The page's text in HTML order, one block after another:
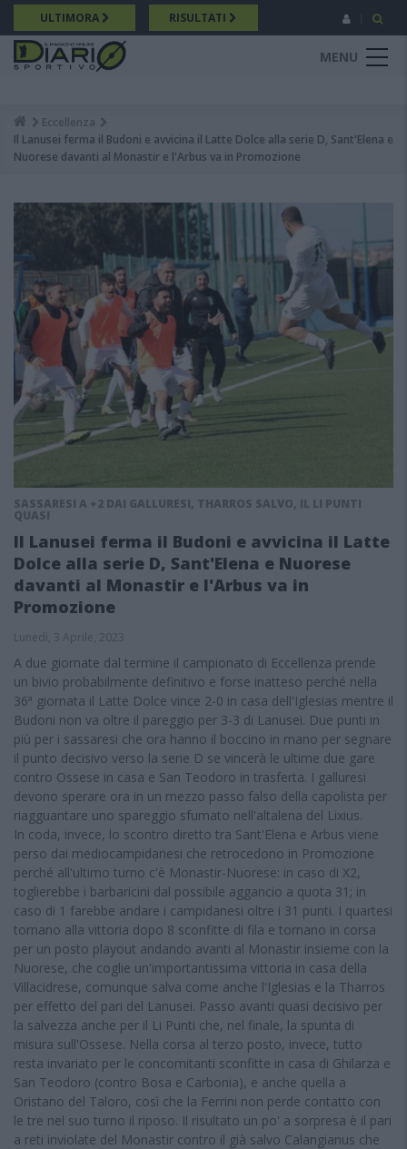
Salta
al
contenuto
principale
ULTIMORA RISULTATI
MENU
Breadcrumb
Eccellenza
Il Lanusei ferma il Budoni e avvicina il Latte Dolce alla serie D, Sant'Elena e
Nuorese davanti al Monastir e l'Arbus va in Promozione
SASSARESI A +2 DAI GALLURESI, THARROS SALVO, IL LI PUNTI
QUASI
Il Lanusei ferma il Budoni e avvicina il Latte
Dolce alla serie D, Sant'Elena e Nuorese
davanti al Monastir e l'Arbus va in
Promozione
Lunedì, 3 Aprile, 2023
A due giornate dal termine il campionato di Eccellenza prende
un bivio probabilmente definitivo e forse inatteso perché nella
36ª giornata il Latte Dolce vince 2-0 in casa dell'Iglesias mentre il
Budoni non va oltre il pareggio per 3-3 di Lanusei. Due punti in
più per i sassaresi che ora hanno il boccino in mano per segnare
il punto decisivo verso la serie D se vincerà le ultime due gare
contro Ossese in casa e San Teodoro in trasferta. I galluresi
devono sperare ora in un mezzo passo falso della capolista per
riagguantare uno spareggio sfumato nell'altalena del Lixius.
In coda, invece, lo scontro diretto tra Sant'Elena e Arbus viene
perso dai mediocampidanesi che retrocedono in Promozione
perché all'ultimo turno c'è Monastir-Nuorese: in caso di X2,
toglierebbe i barbaricini dal possibile aggancio a quota 31; in
caso di 1 farebbe andare i campidanesi oltre i 31 punti. I quartesi
tornano alla vittoria dopo 8 sconfitte di fila e tornano in corsa
per un posto playout andando avanti al Monastir insieme con la
Nuorese, che coglie un'importantissima vittoria in casa della
Villacidrese, comunque salva come anche l'Iglesias e la Tharros
per effetto del pari del Lanusei. Passo avanti quasi decisivo per
la salvezza anche per il Li Punti che, nel finale, la spunta di
misura sull'Ossese. Nella corsa al terzo posto, invece, tutto
resta invariato per le concomitanti sconfitte in casa di Ghilarza e
San Teodoro (contro Bosa e Carbonia), e anche quella a
Oristano del Taloro, così che la Ferrini non perde contatto con
le tre nel suo turno il riposo. Il risultato un po' a sorpresa è il pari
a reti inviolate del Monastir contro il già salvo Calangianus che